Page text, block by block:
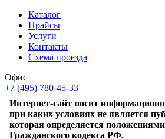
Каталог
Прайсы
Услуги
Контакты
Схема проезда
Офис
+7 (495) 780-45-33
Интернет-сайт носит
при каких условиях не является
которая определяется
Гражданского кодекса РФ.